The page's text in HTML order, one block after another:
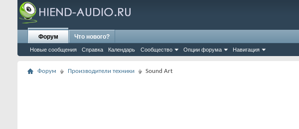
Форум
Новые сообщения Справка Календарь Сообщество Опции форума Навигация
Что нового?
Форум Производители техники Sound Art